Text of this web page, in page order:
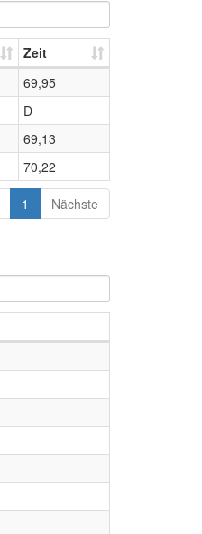
Zeit
69,95
D
69,13
70,22
1 Nächste